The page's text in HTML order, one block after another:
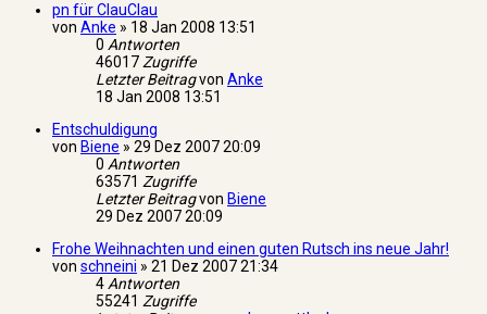
pn für ClauClau
von Anke » 18 Jan 2008 13:51
0 Antworten
46017Zugriffe
Letzter Beitragvon Anke
18 Jan 2008 13:51
Entschuldigung
von Biene » 29 Dez 2007 20:09
0 Antworten
63571 Zugriffe
Letzter Beitragvon Biene
29 Dez 2007 20:09
Frohe Weihnachten und einen guten Rutsch ins neue Jahr!
von schneini » 21 Dez 2007 21:34
4Antworten
55241 Zugriffe